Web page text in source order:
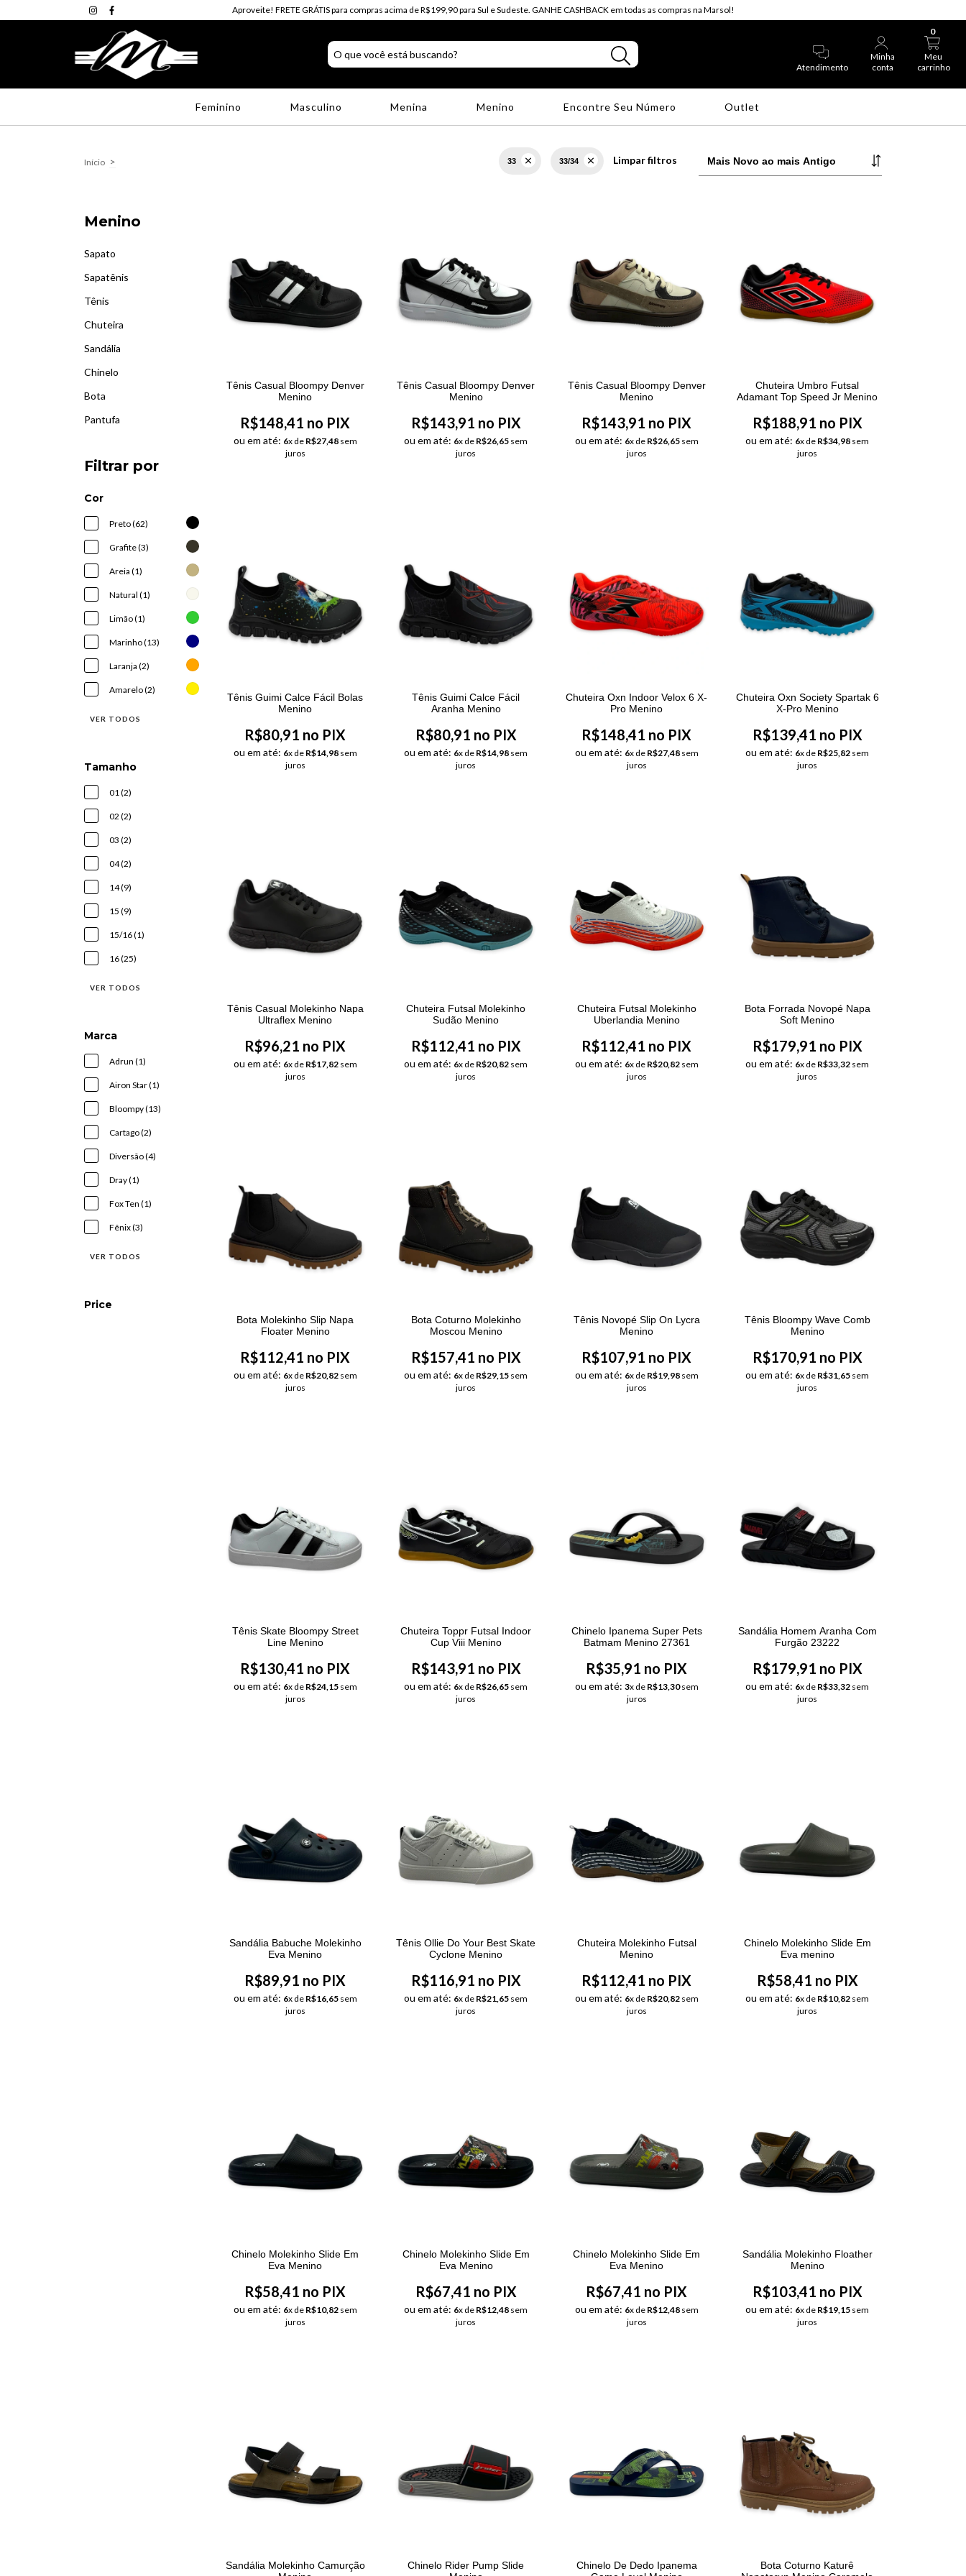
Aproveite! FRETE GRÁTIS para compras acima de R$199,90 para Sul e Sudeste. GANHE CASHBACK em todas as compras na Marsol!
Atendimento
Minha
conta
Meu
carrinho
0
Feminino Masculino Menina Menino Encontre Seu Número Outlet
Início > 33 33/34 Limpar filtros
Menino
Sapato
Sapatênis
Tênis
Chuteira
Sandália
Chinelo
Bota
Pantufa
Filtrar por
Cor
Preto (62)
Grafite (3)
Areia (1)
Natural (1)
Limão (1)
Marinho (13)
Laranja (2)
Amarelo (2)
VER TODOS
Tamanho
01 (2)
02 (2)
03 (2)
04 (2)
14 (9)
15 (9)
15/16 (1)
16 (25)
VER TODOS
Marca
Adrun (1)
Airon Star (1)
Bloompy (13)
Cartago (2)
Diversão (4)
Dray (1)
Fox Ten (1)
Fênix (3)
VER TODOS
Price
Tênis Casual Bloompy Denver
Menino
R$148,41 no PIX
ou em até: 6x de R$27,48sem
juros
Tênis Casual Bloompy Denver
Menino
R$143,91 no PIX
ou em até: 6x de R$26,65 sem
juros
Tênis Casual Bloompy Denver
Menino
R$143,91 no PIX
ou em até: 6x de R$26,65sem
juros
Chuteira Umbro Futsal
Adamant Top Speed Jr Menino
R$188,91 no PIX
ou em até: 6x de R$34,98 sem
juros
Tênis Guimi Calce Fácil Bolas
Menino
R$80,91 no PIX
ou em até: 6x de R$14,98sem
juros
Tênis Guimi Calce Fácil
Aranha Menino
R$80,91 no PIX
ou em até: 6x de R$14,98 sem
juros
Chuteira Oxn Indoor Velox 6 X-
Pro Menino
R$148,41 no PIX
ou em até: 6x de R$27,48sem
juros
Chuteira Oxn Society Spartak 6
X-Pro Menino
R$139,41 no PIX
ou em até: 6x de R$25,82 sem
juros
Tênis Casual Molekinho Napa
Ultraflex Menino
R$96,21 no PIX
ou em até: 6x de R$17,82sem
juros
Chuteira Futsal Molekinho
Sudão Menino
R$112,41 no PIX
ou em até: 6x de R$20,82 sem
juros
Chuteira Futsal Molekinho
Uberlandia Menino
R$112,41 no PIX
ou em até: 6x de R$20,82sem
juros
Bota Forrada Novopé Napa
Soft Menino
R$179,91 no PIX
ou em até: 6x de R$33,32 sem
juros
Bota Molekinho Slip Napa
Floater Menino
R$112,41 no PIX
ou em até: 6x de R$20,82sem
juros
Bota Coturno Molekinho
Moscou Menino
R$157,41 no PIX
ou em até: 6x de R$29,15 sem
juros
Tênis Novopé Slip On Lycra
Menino
R$107,91 no PIX
ou em até: 6x de R$19,98sem
juros
Tênis Bloompy Wave Comb
Menino
R$170,91 no PIX
ou em até: 6x de R$31,65 sem
juros
Tênis Skate Bloompy Street
Line Menino
R$130,41 no PIX
ou em até: 6x de R$24,15sem
juros
Chuteira Toppr Futsal Indoor
Cup Viii Menino
R$143,91 no PIX
ou em até: 6x de R$26,65 sem
juros
Chinelo Ipanema Super Pets
Batmam Menino 27361
R$35,91 no PIX
ou em até: 3x de R$13,30sem
juros
Sandália Homem Aranha Com
Furgão 23222
R$179,91 no PIX
ou em até: 6x de R$33,32 sem
juros
Sandália Babuche Molekinho
Eva Menino
R$89,91 no PIX
ou em até: 6x de R$16,65sem
juros
Tênis Ollie Do Your Best Skate
Cyclone Menino
R$116,91 no PIX
ou em até: 6x de R$21,65 sem
juros
Chuteira Molekinho Futsal
Menino
R$112,41 no PIX
ou em até: 6x de R$20,82sem
juros
Chinelo Molekinho Slide Em
Eva menino
R$58,41 no PIX
ou em até: 6x de R$10,82 sem
juros
Chinelo Molekinho Slide Em
Eva Menino
R$58,41 no PIX
ou em até: 6x de R$10,82sem
juros
Chinelo Molekinho Slide Em
Eva Menino
R$67,41 no PIX
ou em até: 6x de R$12,48 sem
juros
Chinelo Molekinho Slide Em
Eva Menino
R$67,41 no PIX
ou em até: 6x de R$12,48sem
juros
Sandália Molekinho Floather
Menino
R$103,41 no PIX
ou em até: 6x de R$19,15 sem
juros
Sandália Molekinho Camurção
Chinelo Rider Pump Slide
Chinelo De Dedo Ipanema
Bota Coturno Katurê